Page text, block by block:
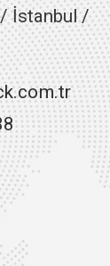
/ İstanbul /